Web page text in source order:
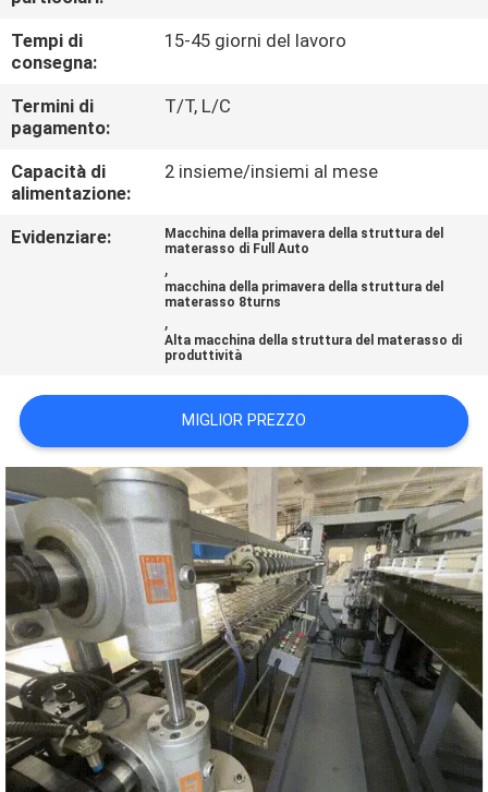
NOTIZIE
TUTTI
DEL
SITO
NORME
SULLA
PRIVACY
Tempi di
consegna:
15-45 giorni del lavoro
Termini di
pagamento:
T/T, L/C
Capacità di
alimentazione:
2 insieme/insiemi al mese
Evidenziare:
Macchina della primavera della struttura del
materasso di Full Auto
,
macchina della primavera della struttura del
materasso 8turns
,
Alta macchina della struttura del materasso di
produttività
MIGLIOR PREZZO